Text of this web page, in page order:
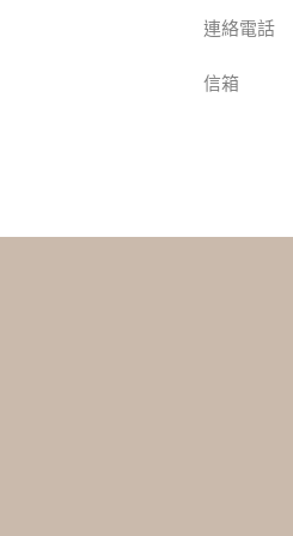
連絡電話
信箱